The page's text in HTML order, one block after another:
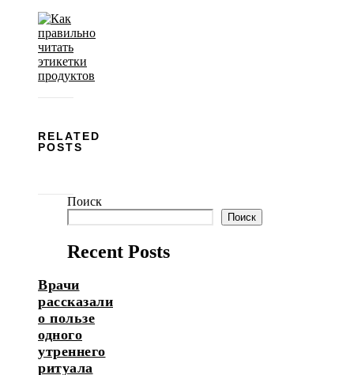
RELATED
POSTS
Врачи
рассказали
о пользе
одного
утреннего
ритуала
Поиск
Поиск
Recent Posts